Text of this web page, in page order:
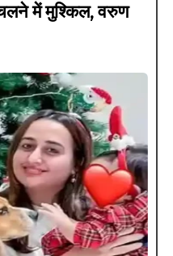
में मुश्किल, वरुण